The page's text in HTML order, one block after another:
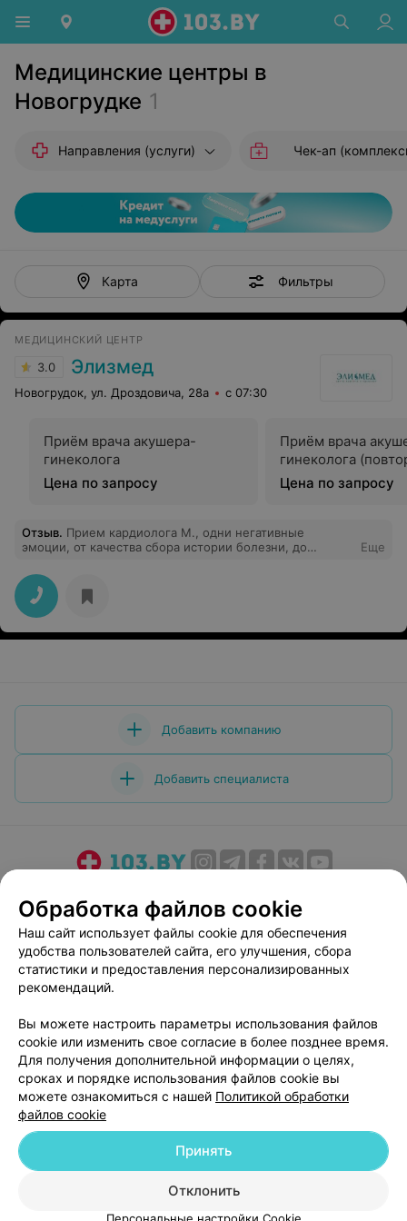
Медицинские центры в
Новогрудке 1
Направления (услуги) Чек-ап (комплексные
Карта Фильтры
МЕДИЦИНСКИЙ ЦЕНТР
3.0 Элизмед
Новогрудок, ул. Дроздовича, 28а с 07:30
Приём врача акушера-
гинеколога
Цена по запросу
Приём врача
гинеколога
Цена по запросу
Отзыв. Прием кардиолога М., одни негативные
эмоции, от качества сбора истории болезни, до
мерять и слушать одновременно легкие через кофту -
уж простите. Имея 30 мин на пациента и его осмотр.
Деньги на ветер, буду обращаться выше.
Еще
Добавить компанию
Добавить специалиста
Медицинский маркетинг
Публичный договор
Пользовательское соглашение
Способы оплаты
Вакансии
Партнеры
Написать руководителю 103.by
Персональные настройки cookie
Обработка персональных данных
© 2026 ООО «Артокс Лаб», УНП 191700409| 220012, Республика Беларусь,
г. Минск, улица Толбухина, 2, пом. 16 | help@103.by
Обработка файлов cookie
Наш сайт использует файлы cookie для обеспечения
удобства пользователей сайта, его улучшения, сбора
статистики и предоставления персонализированных
рекомендаций.
Вы можете настроить параметры использования файлов
cookie или изменить свое согласие в более позднее время.
Для получения дополнительной информации о целях,
сроках и порядке использования файлов cookie вы
можете ознакомиться с нашей Политикой обработки
файлов cookie
Отклонить
Принять